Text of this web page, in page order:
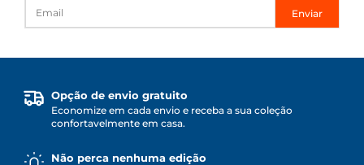
Enviar
Opção de envio gratuito
Economize em cada envio e receba a sua coleção
confortavelmente em casa.
Não perca nenhuma edição